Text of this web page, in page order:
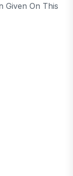
Given On This